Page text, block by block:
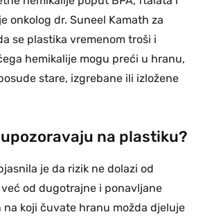
onkolog dr. Suneel Kamath za
se plastika vremenom troši i
hemikalije mogu preći u hranu,
stare, izgrebane ili izložene
na plastiku?
je da rizik ne dolazi od
od dugotrajne i ponavljane
na koji čuvate hranu možda djeluje